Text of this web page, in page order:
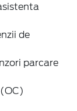
de
parcare